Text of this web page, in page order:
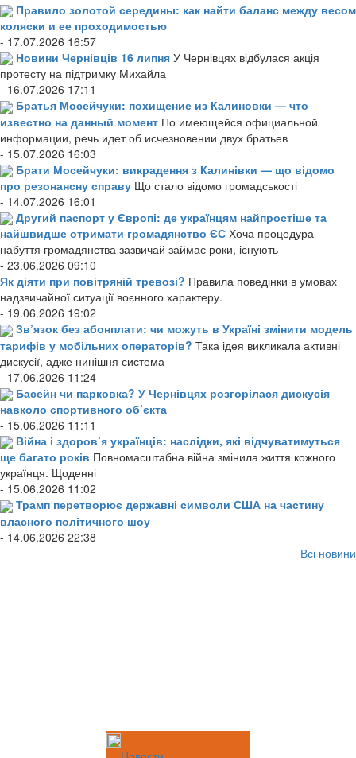
Правило золотой середины: как найти баланс между весом
коляски и ее проходимостью
- 17.07.2026 16:57
Новини Чернівців 16 липня У Чернівцях відбулася акція
протесту на підтримку Михайла
- 16.07.2026 17:11
Братья Мосейчуки: похищение из Калиновки — что
известно на данный момент По имеющейся официальной
информации, речь идет об исчезновении двух братьев
- 15.07.2026 16:03
Брати Мосейчуки: викрадення з Калинівки — що відомо
про резонансну справу Що стало відомо громадськості
- 14.07.2026 16:01
Другий паспорт у Європі: де українцям найпростіше та
найшвидше отримати громадянство ЄС Хоча процедура
набуття громадянства зазвичай займає роки, існують
- 23.06.2026 09:10
Як діяти при повітряній тревозі? Правила поведінки в умовах
надзвичайної ситуації воєнного характеру.
- 19.06.2026 19:02
Зв’язок без абонплати: чи можуть в Україні змінити модель
тарифів у мобільних операторів? Така ідея викликала активні
дискусії, адже нинішня система
- 17.06.2026 11:24
Басейн чи парковка? У Чернівцях розгорілася дискусія
навколо спортивного об’єкта
- 15.06.2026 11:11
Війна і здоров’я українців: наслідки, які відчуватимуться
ще багато років Повномасштабна війна змінила життя кожного
українця. Щоденні
- 15.06.2026 11:02
Трамп перетворює державні символи США на частину
власного політичного шоу
- 14.06.2026 22:38
Всі новини